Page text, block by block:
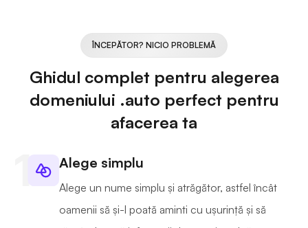
ÎNCEPĂTOR? NICIO PROBLEMĂ
Ghidul complet pentru alegerea
domeniului .auto perfect pentru
afacerea ta
Alege simplu
Alege un nume simplu și atrăgător, astfel încât
oamenii să și-l poată aminti cu ușurință și să